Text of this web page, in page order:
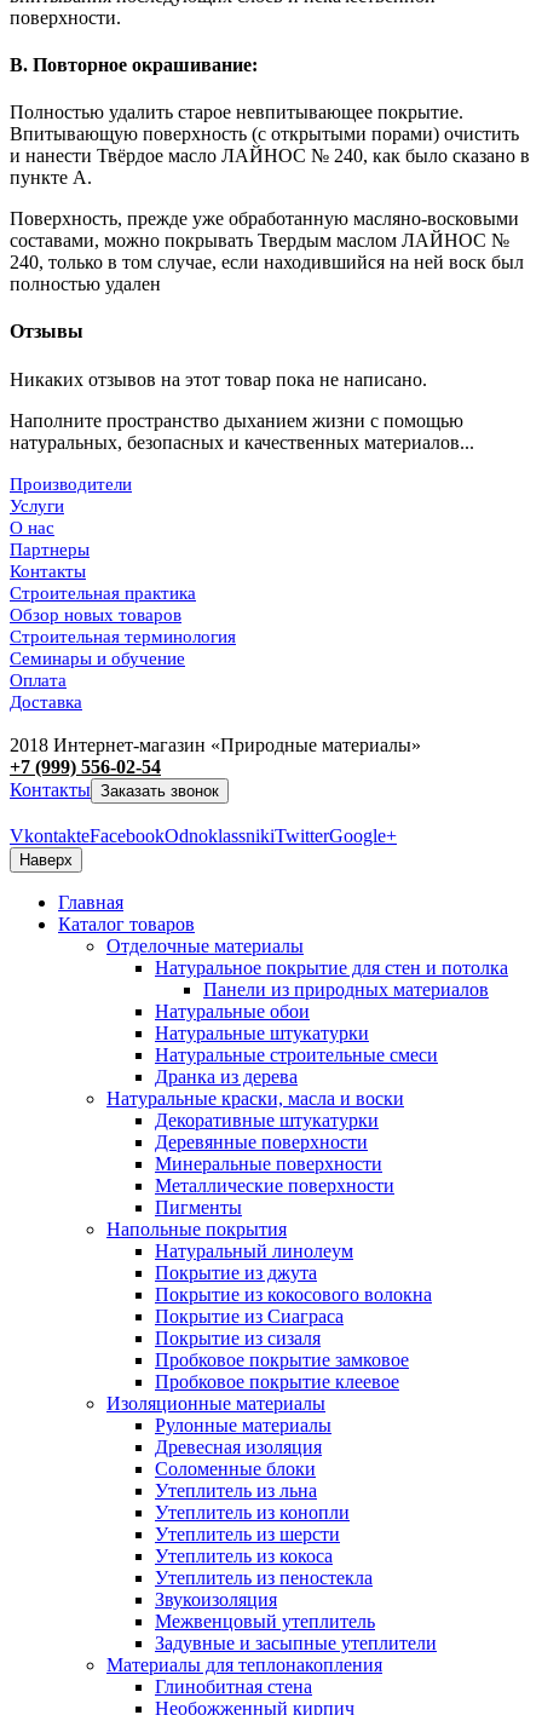
поверхности.
В. Повторное окрашивание:
Полностью удалить старое невпитывающее покрытие.
Впитывающую поверхность (с открытыми порами) очистить
и нанести Твёрдое масло ЛАЙНОС № 240, как было сказано в
пункте А.
Поверхность, прежде уже обработанную масляно-восковыми
составами, можно покрывать Твердым маслом ЛАЙНОС №
240, только в том случае, если находившийся на ней воск был
полностью удален
Отзывы
Никаких отзывов на этот товар пока не написано.
Наполните пространство дыханием жизни с помощью
натуральных, безопасных и качественных материалов...
Производители
Услуги
О нас
Партнеры
Контакты
Строительная практика
Обзор новых товаров
Строительная терминология
Семинары и обучение
Оплата
Доставка
2018 Интернет-магазин «Природные материалы»
+7 (999) 556-02-54
Контакты Заказать звонок
VkontakteFacebookOdnoklassnikiTwitterGoogle+
Наверх
Главная
Каталог товаров
Отделочные материалы
Натуральное покрытие для стен и потолка
Панели из природных материалов
Натуральные обои
Натуральные штукатурки
Натуральные строительные смеси
Дранка из дерева
Натуральные краски, масла и воски
Декоративные штукатурки
Деревянные поверхности
Минеральные поверхности
Металлические поверхности
Пигменты
Напольные покрытия
Натуральный линолеум
Покрытие из джута
Покрытие из кокосового волокна
Покрытие из Сиаграса
Покрытие из сизаля
Пробковое покрытие замковое
Пробковое покрытие клеевое
Изоляционные материалы
Рулонные материалы
Древесная изоляция
Соломенные блоки
Утеплитель из льна
Утеплитель из конопли
Утеплитель из шерсти
Утеплитель из кокоса
Утеплитель из пеностекла
Звукоизоляция
Межвенцовый утеплитель
Задувные и засыпные утеплители
Материалы для теплонакопления
Глинобитная стена
Необожженный кирпич